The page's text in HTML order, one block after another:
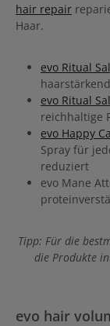
hair repair
Haar.
evo Ritual
evo Ritual
reichhaltige
evo Happy
Spray für
reduziert
evo Mane
Tipp: Für die
die Produkte
evo hair